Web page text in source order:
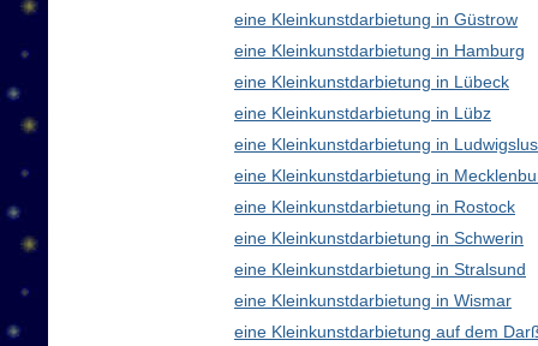
eine Kleinkunstdarbietung in Güstrow
eine Kleinkunstdarbietung in Hamburg
eine Kleinkunstdarbietung in Lübeck
eine Kleinkunstdarbietung in Lübz
eine Kleinkunstdarbietung in
eine Kleinkunstdarbietung in
eine Kleinkunstdarbietung in Rostock
eine Kleinkunstdarbietung in Schwerin
eine Kleinkunstdarbietung in Stralsund
eine Kleinkunstdarbietung in Wismar
eine Kleinkunstdarbietung auf dem